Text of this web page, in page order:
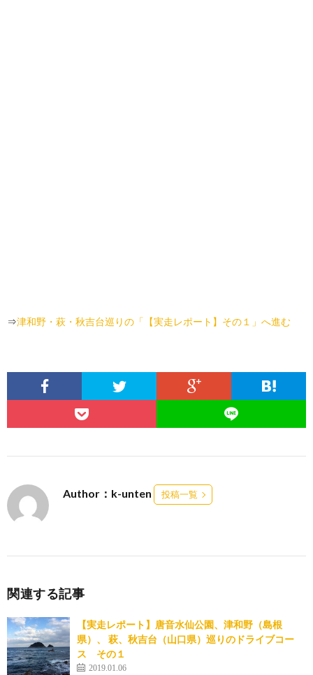
⇒津和野・萩・秋吉台巡りの「【実走レポート】その１」へ進む
Author：k-unten 投稿一覧
関連する記事
【実走レポート】唐音水仙公園、津和野（島根
県）、 萩、秋吉台（山口県）巡りのドライブコー
ス その１
2019.01.06